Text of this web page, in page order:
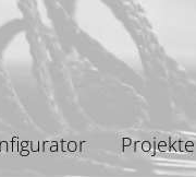
Projekte